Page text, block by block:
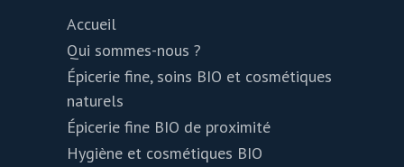
Accueil
Qui sommes-nous ?
Épicerie fine, soins BIO et cosmétiques
naturels
Épicerie fine BIO de proximité
Hygiène et cosmétiques BIO